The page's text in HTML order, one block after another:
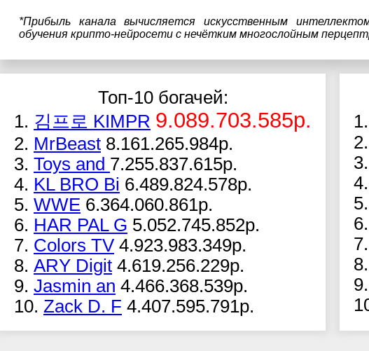
*Прибыль канала вычисляется искусственным
обучения крипто-нейросети с нечётким многослойным
Топ-10 богачей:
1. 김프로 KIMPR 9.089.703.585р.
2. MrBeast 8.161.265.984р.
3. Toys and 7.255.837.615р.
4. KL BRO Bi 6.489.824.578р.
5. WWE 6.364.060.861р.
6. HAR PAL G 5.052.745.852р.
7. Colors TV 4.923.983.349р.
8. ARY Digit 4.619.256.229р.
9. Jasmin an 4.466.368.539р.
10. Zack D. F 4.407.595.791р.
1.
2.
3.
4.
5.
6.
7.
8.
9.